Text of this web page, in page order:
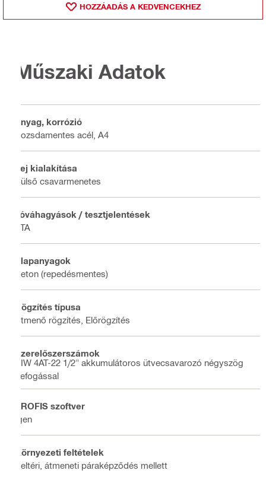
HOZZÁADÁS A KEDVENCEKHEZ
Műszaki Adatok
Anyag, korrózió
Rozsdamentes acél, A4
Fej kialakítása
Külső csavarmenetes
Jóváhagyások / tesztjelentések
ETA
Alapanyagok
Beton (repedésmentes)
Rögzítés típusa
Átmenő rögzítés, Előrögzítés
Szerelőszerszámok
SIW 4AT-22 1/2" akkumulátoros ütvecsavarozó négyszög
befogással
PROFIS szoftver
Igen
Környezeti feltételek
Beltéri, átmeneti páraképződés mellett